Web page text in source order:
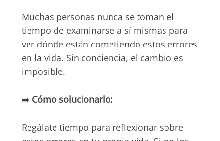
Muchas personas nunca se toman el
tiempo de examinarse a sí mismas para
ver dónde están cometiendo estos errores
en la vida. Sin conciencia, el cambio es
imposible.
➡️ Cómo solucionarlo:
Regálate tiempo para reflexionar sobre